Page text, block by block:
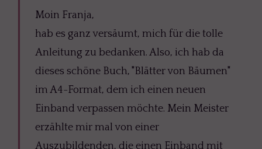
Moin Franja,
hab es ganz versäumt, mich für die tolle
Anleitung zu bedanken. Also, ich hab da
dieses schöne Buch, "Blätter von Bäumen"
im A4-Format, dem ich einen neuen
Einband verpassen möchte. Mein Meister
erzählte mir mal von einer
Auszubildenden, die einen Einband mit